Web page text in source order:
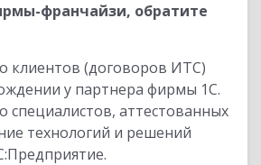
франчайзи, обратите
клиентов (договоров ИТС)
у партнера фирмы 1С.
специалистов, аттестованных
технологий и решений